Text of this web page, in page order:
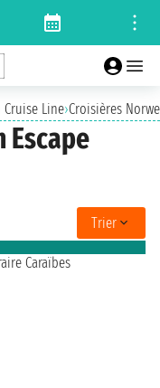
Cruise Line›Croisières
Escape
Trier